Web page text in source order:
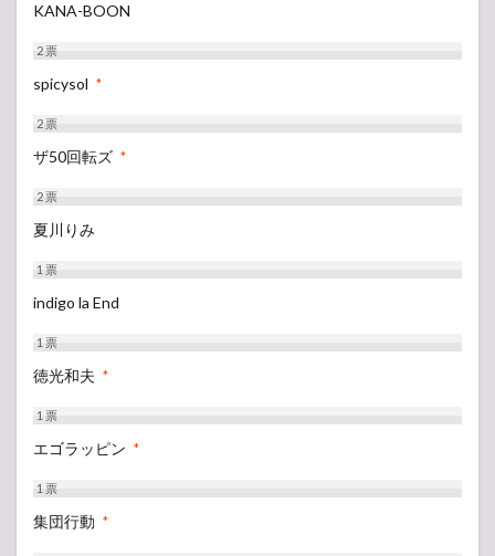
KANA-BOON
2票
spicysol *
2票
ザ50回転ズ *
2票
夏川りみ
1票
indigo la End
1票
徳光和夫 *
1票
エゴラッピン *
1票
集団行動 *